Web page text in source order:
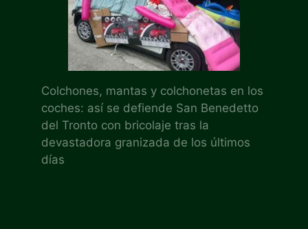
Colchones, mantas y colchonetas en los
coches: así se defiende San Benedetto
del Tronto con bricolaje tras la
devastadora granizada de los últimos
días